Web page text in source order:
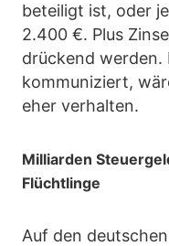
beteiligt ist, oder
2.400 €. Plus
drückend werden.
kommuniziert,
eher verhalten.
Milliarden
Flüchtlinge
Auf den